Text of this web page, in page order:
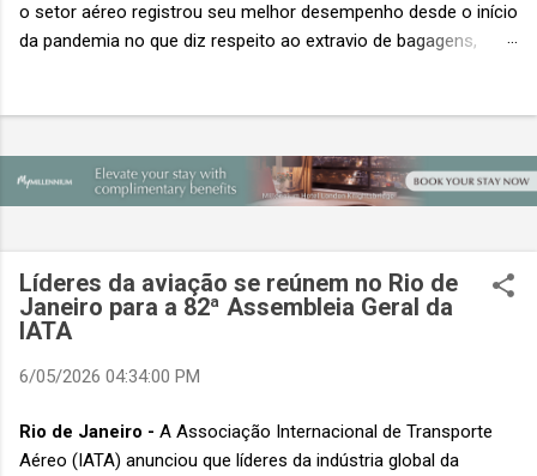
o setor aéreo registrou seu melhor desempenho desde o início
da pandemia no que diz respeito ao extravio de bagagens,
“Baggage IT Insights” de 2026 da SITA, a 20ª edição anual
desse importante estudo de referência à indústria. (© SITA)
custa ao setor US$ 6,3 bilhões anualmente. Cada mala
extraviada acarreta um custo médio de US$ 260. Com um
lucro líquido médio de apenas US$ 8 por passageiro, uma mala
cinco anulam o lucro de um voo inteiro. O núme...
Líderes da aviação se reúnem no Rio de
Janeiro para a 82ª Assembleia Geral da
IATA
6/05/2026 04:34:00 PM
Rio de Janeiro - A Associação Internacional de Transporte
Aéreo (IATA) anunciou que líderes da indústria global da